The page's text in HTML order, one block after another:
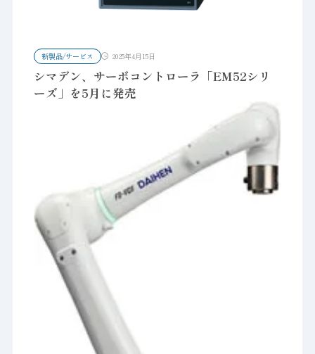
新製品/サービス 2025年4月15日
シマデン、サーボコントローラ「EM52シリ
ーズ」を5月に発売